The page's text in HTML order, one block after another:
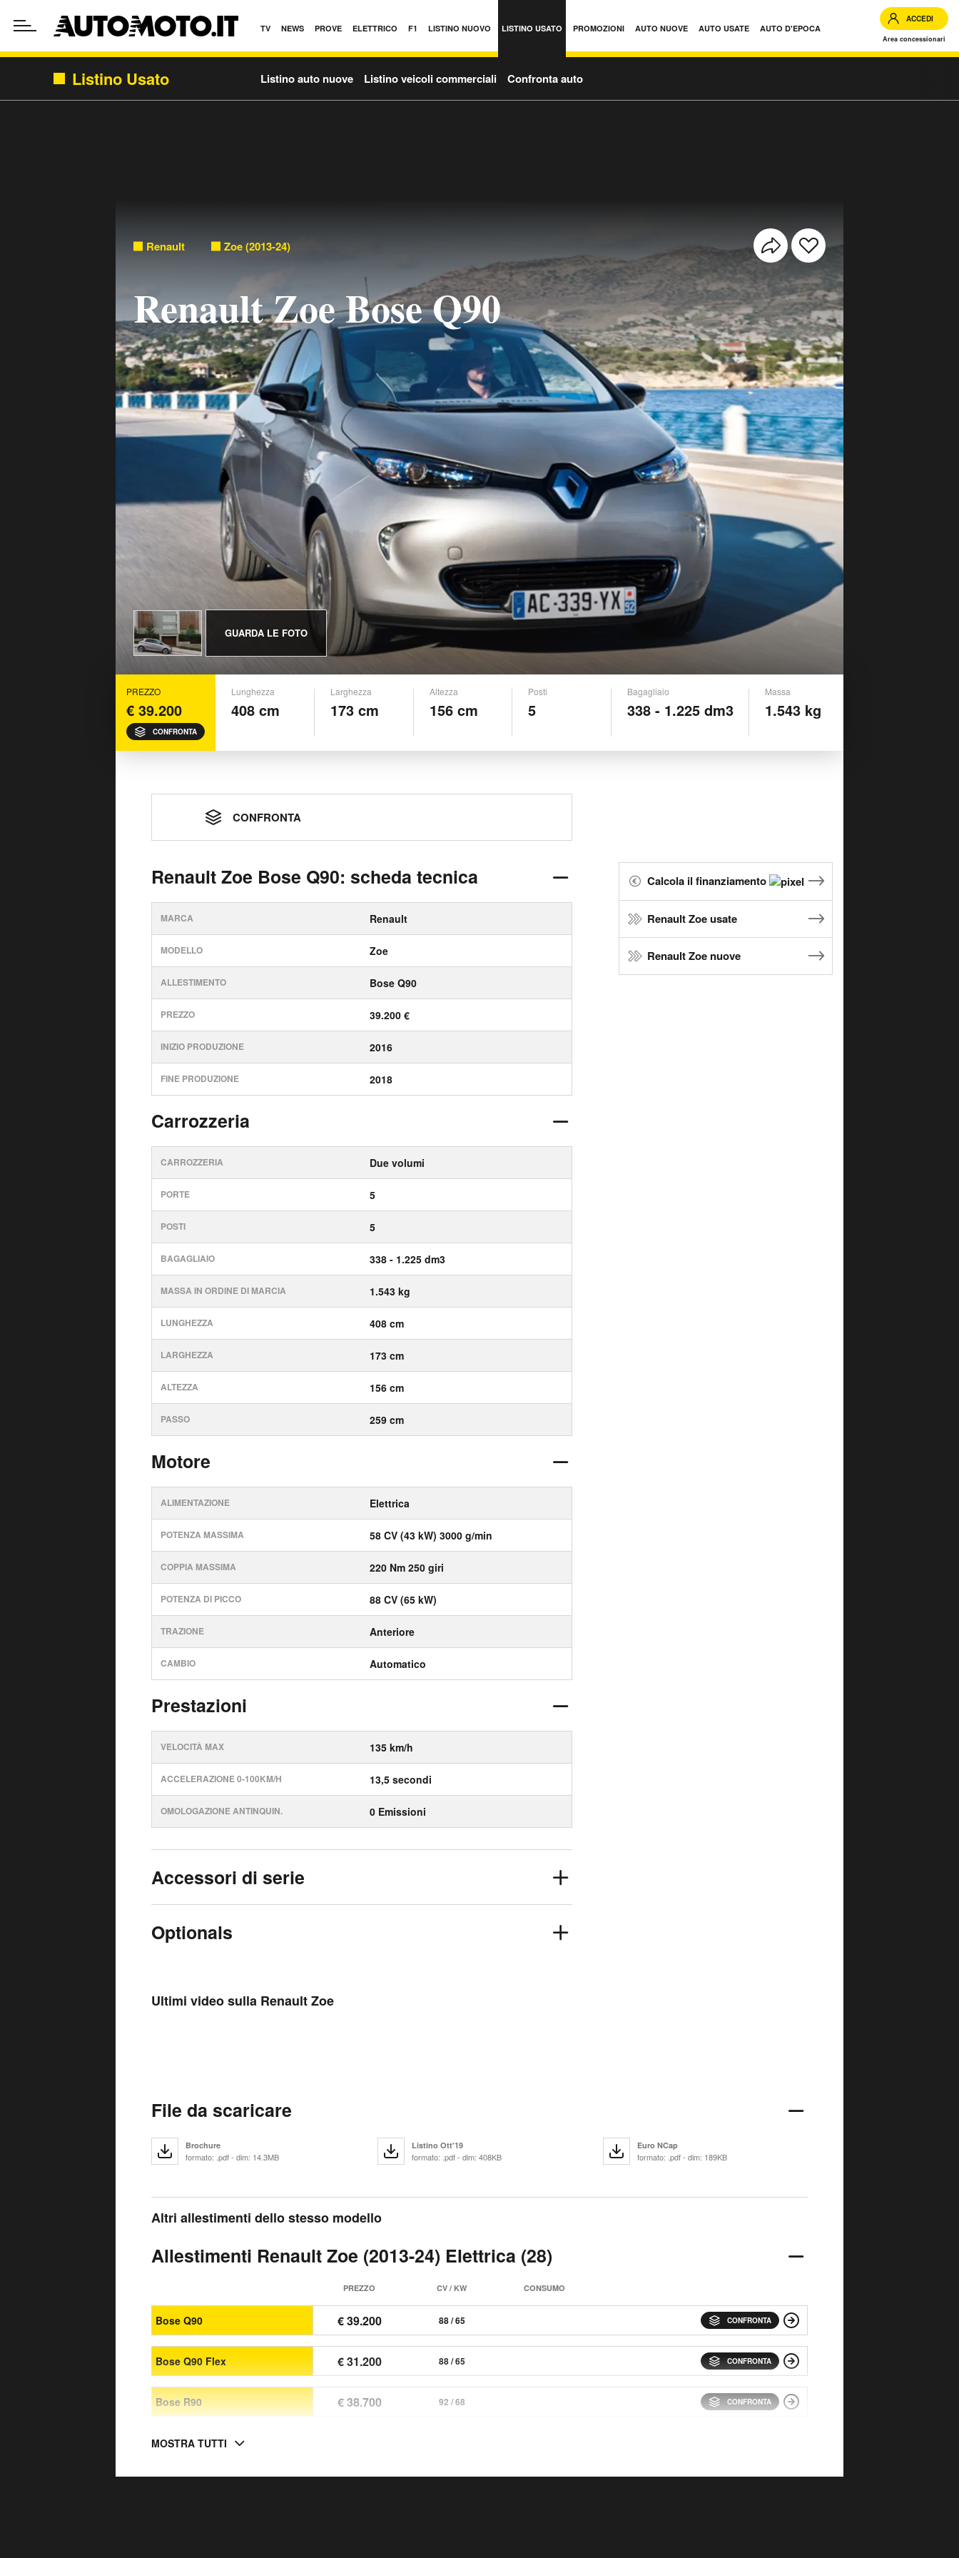
TV NEWS PROVE ELETTRICO F1 LISTINO NUOVO LISTINO USATO PROMOZIONI AUTO NUOVE AUTO USATE AUTO D'EPOCA
ACCEDI
Area concessionari
Listino Usato Listino auto nuove Listino veicoli commerciali Confronta auto
Renault Zoe (2013-24)
Renault Zoe Bose Q90
GUARDA LE FOTO
PREZZO
€ 39.200
CONFRONTA
Lunghezza
408 cm
Larghezza
173 cm
Altezza
156 cm
Posti
5
Bagagliaio
338 - 1.225 dm3
Massa
1.543 kg
CONFRONTA
Renault Zoe Bose Q90: scheda tecnica
MARCA Renault
MODELLO Zoe
ALLESTIMENTO Bose Q90
PREZZO 39.200 €
INIZIO PRODUZIONE 2016
FINE PRODUZIONE 2018
Carrozzeria
CARROZZERIA Due volumi
PORTE 5
POSTI 5
BAGAGLIAIO 338 - 1.225 dm3
MASSA IN ORDINE DI MARCIA 1.543 kg
LUNGHEZZA 408 cm
LARGHEZZA 173 cm
ALTEZZA 156 cm
PASSO 259 cm
Motore
ALIMENTAZIONE Elettrica
POTENZA MASSIMA 58 CV (43 kW) 3000 g/min
COPPIA MASSIMA 220 Nm 250 giri
POTENZA DI PICCO 88 CV (65 kW)
TRAZIONE Anteriore
CAMBIO Automatico
Prestazioni
VELOCITÀ MAX 135 km/h
ACCELERAZIONE 0-100KM/H 13,5 secondi
OMOLOGAZIONE ANTINQUIN. 0 Emissioni
Accessori di serie
Optionals
Ultimi video sulla Renault Zoe
Calcola il finanziamento
Renault Zoe usate
Renault Zoe nuove
File da scaricare
Brochure
formato: .pdf - dim: 14.3MB
Listino Ott'19
formato: .pdf - dim: 408KB
Euro NCap
formato: .pdf - dim: 189KB
Altri allestimenti dello stesso modello
Allestimenti Renault Zoe (2013-24) Elettrica (28)
PREZZO CV / KW CONSUMO
Bose Q90 € 39.200 88 / 65 CONFRONTA
Bose Q90 Flex € 31.200 88 / 65 CONFRONTA
Bose R90 € 38.700 92 / 68 CONFRONTA
MOSTRA TUTTI